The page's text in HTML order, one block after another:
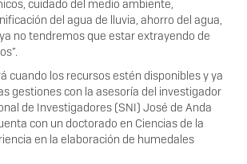
cuidado del medio ambiente,
del agua de lluvia, ahorro del agua,
no tendremos que estar extrayendo de
cuando los recursos estén disponibles y ya
gestiones con la asesoría del investigador
de Investigadores (SNI) José de Anda
con un doctorado en Ciencias de la
en la elaboración de humedales